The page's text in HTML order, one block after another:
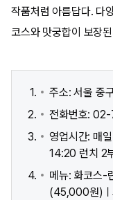
작품처럼 아름답다. 다
코스와 맛궁합이 보장
주소: 서울 중
전화번호:
영업시간: 매
14:20 런치 2
메뉴: 화코스-
(45,000원)